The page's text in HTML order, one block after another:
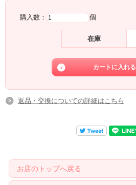
購入数： 個
在庫
返品・交換についての詳細はこちら
お店のトップへ戻る